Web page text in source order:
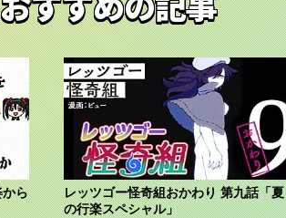
ら
レッツゴー怪奇組おかわり 第九話「夏
の行楽スペシャル」